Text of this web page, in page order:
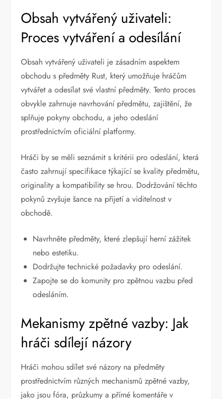
Obsah vytvářený uživateli:
Proces vytváření a odesílání
Obsah vytvářený uživateli je zásadním aspektem
obchodu s předměty Rust, který umožňuje hráčům
vytvářet a odesílat své vlastní předměty. Tento proces
obvykle zahrnuje navrhování předmětu, zajištění, že
splňuje pokyny obchodu, a jeho odeslání
prostřednictvím oficiální platformy.
Hráči by se měli seznámit s kritérii pro odeslání, která
často zahrnují specifikace týkající se kvality předmětu,
originality a kompatibility se hrou. Dodržování těchto
pokynů zvyšuje šance na přijetí a viditelnost v
obchodě.
Navrhněte předměty, které zlepšují herní zážitek
nebo estetiku.
Dodržujte technické požadavky pro odeslání.
Zapojte se do komunity pro zpětnou vazbu před
odesláním.
Mekanismy zpětné vazby: Jak
hráči sdílejí názory
Hráči mohou sdílet své názory na předměty
prostřednictvím různých mechanismů zpětné vazby,
jako jsou fóra, průzkumy a přímé komentáře v